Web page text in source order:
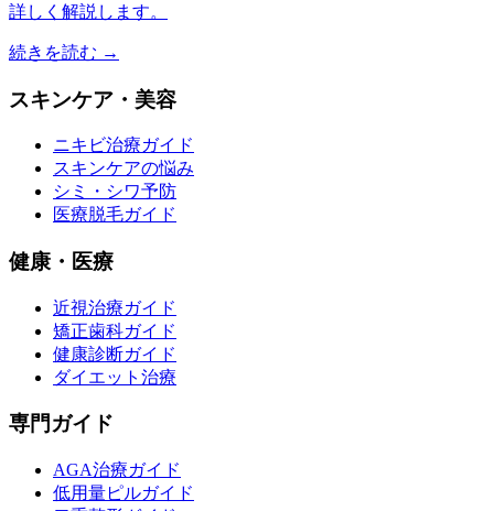
詳しく解説します。
続きを読む →
スキンケア・美容
ニキビ治療ガイド
スキンケアの悩み
シミ・シワ予防
医療脱毛ガイド
健康・医療
近視治療ガイド
矯正歯科ガイド
健康診断ガイド
ダイエット治療
専門ガイド
AGA治療ガイド
低用量ピルガイド